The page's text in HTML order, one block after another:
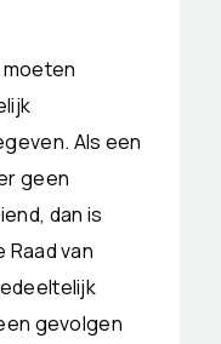
Als een
geen
dan is
van
gevolgen